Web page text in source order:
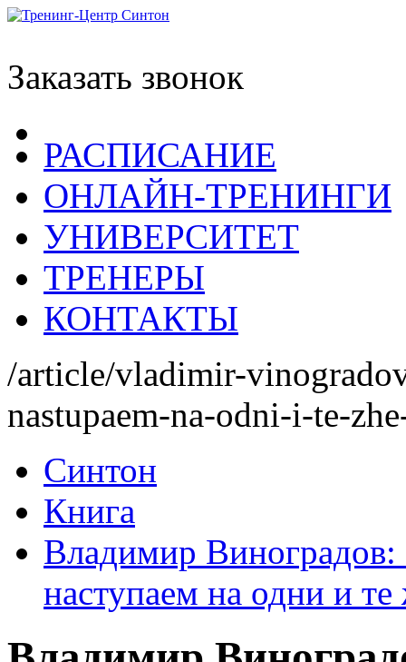
Заказать звонок
РАСПИСАНИЕ
ОНЛАЙН-ТРЕНИНГИ
УНИВЕРСИТЕТ
ТРЕНЕРЫ
КОНТАКТЫ
/article/vladimir-
nastupaem-na-odni-i-te-
Синтон
Книга
Владимир
наступаем на одни и те